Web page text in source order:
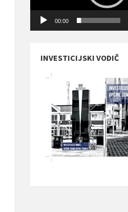
00:00
INVESTICIJSKI VODIČ